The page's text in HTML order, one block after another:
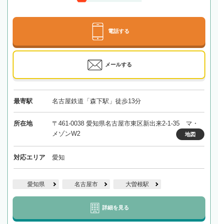
電話する
メールする
最寄駅 名古屋鉄道「森下駅」徒歩13分
所在地
〒461-0038 愛知県名古屋市東区新出来2-1-35 マ・
メゾンW2
地図
対応エリア 愛知
愛知県 名古屋市 大曽根駅
詳細を見る